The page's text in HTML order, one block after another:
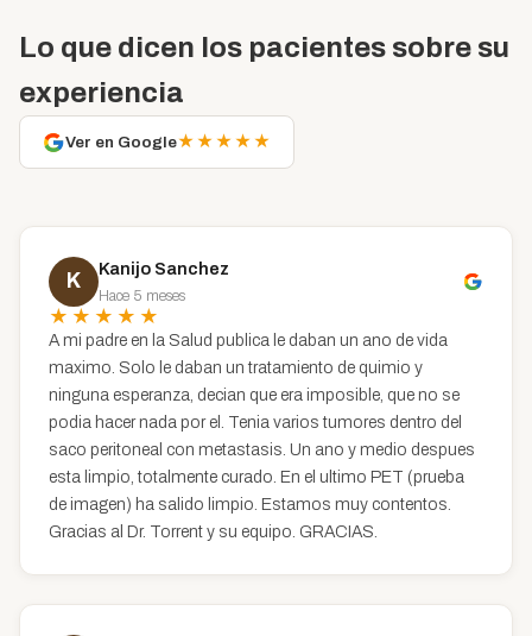
Lo que dicen los pacientes sobre su
experiencia
Ver en Google★★★★★
K
Kanijo Sanchez
Hace 5 meses
★★★★★
A mi padre en la Salud publica le daban un ano de vida
maximo. Solo le daban un tratamiento de quimio y
ninguna esperanza, decian que era imposible, que no se
podia hacer nada por el. Tenia varios tumores dentro del
saco peritoneal con metastasis. Un ano y medio despues
esta limpio, totalmente curado. En el ultimo PET (prueba
de imagen) ha salido limpio. Estamos muy contentos.
Gracias al Dr. Torrent y su equipo. GRACIAS.